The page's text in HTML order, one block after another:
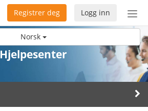
Norsk
Bytt
Logg inn
Registrer deg
Hjelpesenter